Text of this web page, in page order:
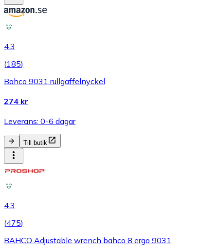
4.3
(185)
Bahco 9031 rullgaffelnyckel
274 kr
Leverans: 0-6 dagar
Till butik
4.3
(475)
BAHCO Adjustable wrench bahco 8 ergo 9031